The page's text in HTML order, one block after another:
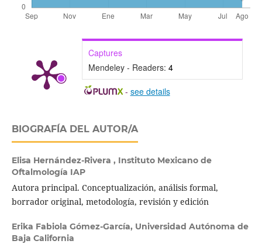
Captures
Mendeley - Readers: 4
- see details
BIOGRAFÍA DEL AUTOR/A
Elisa Hernández-Rivera , Instituto Mexicano de
Oftalmología IAP
Autora principal. Conceptualización, análisis formal,
borrador original, metodología, revisión y edición
Erika Fabiola Gómez-García, Universidad Autónoma de
Baja California